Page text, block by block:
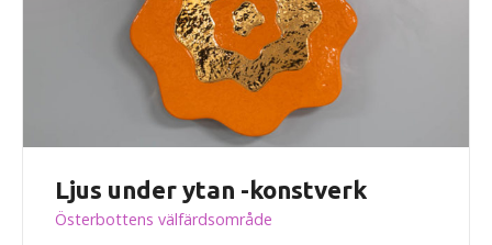
Ljus under ytan -konstverk
Österbottens välfärdsområde